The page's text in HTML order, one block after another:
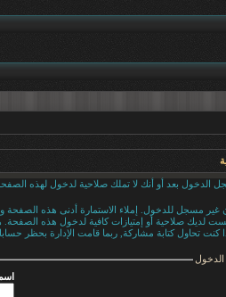
الدخول بعد أو أنك لا تملك صلاحية لدخول لهذه
غير مسجل للدخول. إملاء الاستمارة أدنى هذه الصفحة
لديك صلاحية أو إمتيازات كافية لدخول هذه
كنت تحاول كتابة مشاركة, ربما قامت الإدارة بحظر